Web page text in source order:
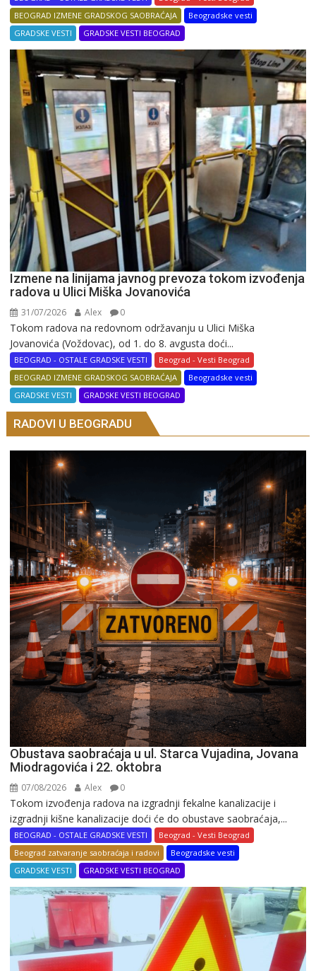
BEOGRAD IZMENE GRADSKOG SAOBRAĆAJA
Beogradske vesti
GRADSKE VESTI
GRADSKE VESTI BEOGRAD
Izmene na linijama javnog prevoza tokom izvođenja
radova u Ulici Miška Jovanovića
31/07/2026 Alex 0
Tokom radova na redovnom održavanju u Ulici Miška
Jovanovića (Voždovac), od 1. do 8. avgusta doći...
BEOGRAD - OSTALE GRADSKE VESTI
Beograd - Vesti Beograd
BEOGRAD IZMENE GRADSKOG SAOBRAĆAJA
Beogradske vesti
GRADSKE VESTI
GRADSKE VESTI BEOGRAD
RADOVI U BEOGRADU
Obustava saobraćaja u ul. Starca Vujadina, Jovana
Miodragovića i 22. oktobra
07/08/2026 Alex 0
Tokom izvođenja radova na izgradnji fekalne kanalizacije i
izgradnji kišne kanalizacije doći će do obustave saobraćaja,...
BEOGRAD - OSTALE GRADSKE VESTI
Beograd - Vesti Beograd
Beograd zatvaranje saobraćaja i radovi
Beogradske vesti
GRADSKE VESTI
GRADSKE VESTI BEOGRAD